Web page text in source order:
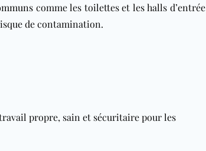
comme les toilettes et les halls d’entrée
de contamination.
propre, sain et sécuritaire pour les